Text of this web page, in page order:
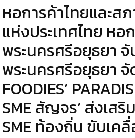
หอการค้าไทยและส
แห่งประเทศไทย หอ
พระนครศรีอยุธยา
พระนครศรีอยุธยา จั
FOODIES’
SME สัญจร’ ส่งเสริ
SME ท้องถิ่น ขับเค